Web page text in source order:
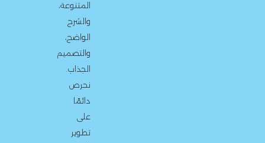
المتنوعة،
والشرح
الواضح،
والتصميم
الجذاب.
نحرص
دائمًا
على
تطوير